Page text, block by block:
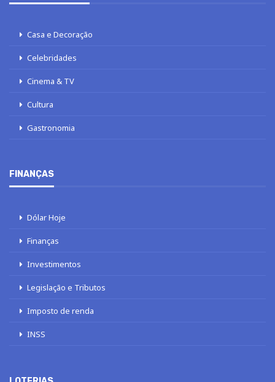
Casa e Decoração
Celebridades
Cinema & TV
Cultura
Gastronomia
FINANÇAS
Dólar Hoje
Finanças
Investimentos
Legislação e Tributos
Imposto de renda
INSS